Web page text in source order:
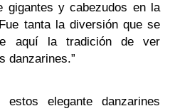
gigantes y cabezudos en la
tanta la diversión que se
aquí la tradición de ver
danzarines.”
elegante danzarines